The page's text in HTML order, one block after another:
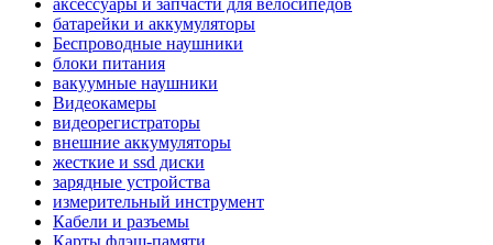
аксессуары и запчасти для велосипедов
батарейки и аккумуляторы
Беспроводные наушники
блоки питания
вакуумные наушники
Видеокамеры
видеорегистраторы
внешние аккумуляторы
жесткие и ssd диски
зарядные устройства
измерительный инструмент
Кабели и разъемы
Карты флэш-памяти